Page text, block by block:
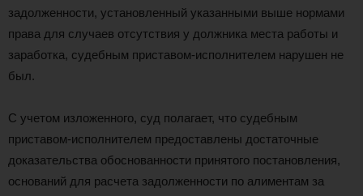
задолженности, установленный указанными выше нормами
права для случаев отсутствия у должника места работы и
заработка, судебным приставом-исполнителем нарушен не
был.
С учетом изложенного, суд полагает, что судебным
приставом-исполнителем предоставлены достаточные
доказательства обоснованности принятого постановления,
оснований для расчета задолженности по алиментам за